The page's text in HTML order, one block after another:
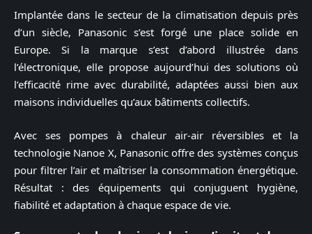
Implantée dans le secteur de la climatisation depuis près
d’un siècle, Panasonic s’est forgé une place solide en
Europe. Si la marque s’est d’abord illustrée dans
l’électronique, elle propose aujourd’hui des solutions où
l’efficacité rime avec durabilité, adaptées aussi bien aux
maisons individuelles qu’aux bâtiments collectifs.
Avec ses pompes à chaleur air-air réversibles et la
technologie Nanoe X, Panasonic offre des systèmes conçus
pour filtrer l’air et maîtriser la consommation énergétique.
Résultat : des équipements qui conjuguent hygiène,
fiabilité et adaptation à chaque espace de vie.